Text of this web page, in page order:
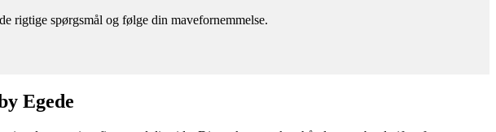
rigtige spørgsmål og følge din mavefornemmelse.
Egede